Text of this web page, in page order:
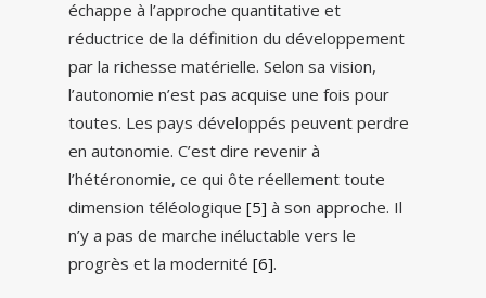
échappe à l’approche quantitative et
réductrice de la définition du développement
par la richesse matérielle. Selon sa vision,
l’autonomie n’est pas acquise une fois pour
toutes. Les pays développés peuvent perdre
en autonomie. C’est dire revenir à
l’hétéronomie, ce qui ôte réellement toute
dimension téléologique [5] à son approche. Il
n’y a pas de marche inéluctable vers le
progrès et la modernité [6].